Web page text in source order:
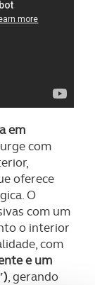
em
com
oferece
O
com um
o interior
com
e um
, gerando